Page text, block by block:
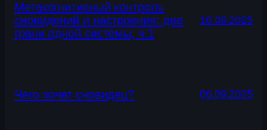
Метакогнитивный контроль
сновидений и настроения: две
грани одной системы, ч.1
16.09.2025
Чего хочет сновидец? 06.09.2025